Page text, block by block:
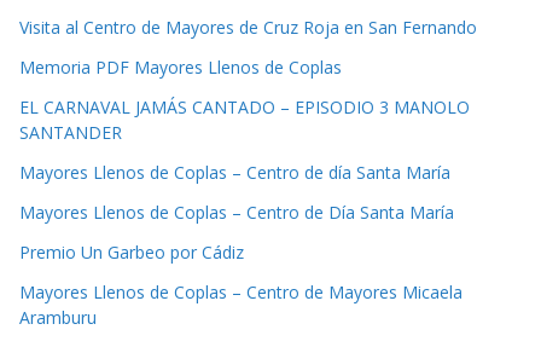
Visita al Centro de Mayores de Cruz Roja en San Fernando
Memoria PDF Mayores Llenos de Coplas
EL CARNAVAL JAMÁS CANTADO – EPISODIO 3 MANOLO
SANTANDER
Mayores Llenos de Coplas – Centro de día Santa María
Mayores Llenos de Coplas – Centro de Día Santa María
Premio Un Garbeo por Cádiz
Mayores Llenos de Coplas – Centro de Mayores Micaela
Aramburu